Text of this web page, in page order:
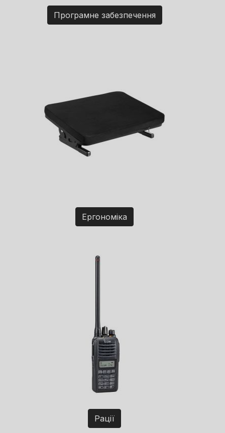
Програмне забезпечення
Ергономіка
Рації